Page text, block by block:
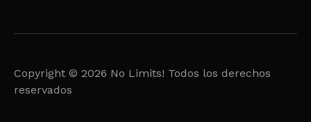
Copyright © 2026 No Limits! Todos los derechos
reservados